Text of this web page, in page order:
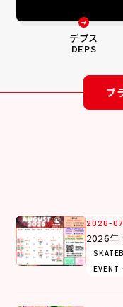
デプス
DEPS
ブ
2026-
2026年
EVENT